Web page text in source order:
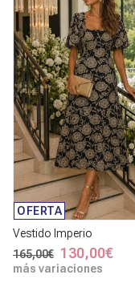
OFERTA
Vestido Imperio
165,00€ 130,00€
más variaciones